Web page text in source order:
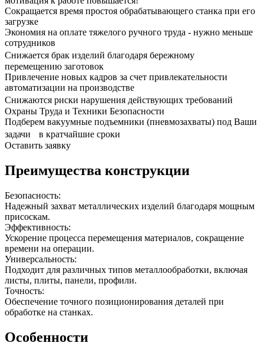
Сокращается время простоя обрабатывающего станка при его
загрузке
Экономия на оплате тяжелого ручного труда - нужно меньше
сотрудников
Снижается брак изделий благодаря бережному
перемещению заготовок
Привлечение новых кадров за счет привлекательности
автоматизации на производстве
Снижаются риски нарушения действующих требований
Охраны Труда и Техники Безопасности
Подберем вакуумные подъемники (пневмозахваты) под Ваши
задачи в кратчайшие сроки
Оставить заявку
Преимущества конструкции
Безопасность:
Надежный захват металлических изделий благодаря мощным
присоскам.
Эффективность:
Ускорение процесса перемещения материалов, сокращение
времени на операции.
Универсальность:
Подходит для различных типов металлообработки, включая
листы, плиты, панели, профили.
Точность:
Обеспечение точного позиционирования деталей при
обработке на станках.
Особенности